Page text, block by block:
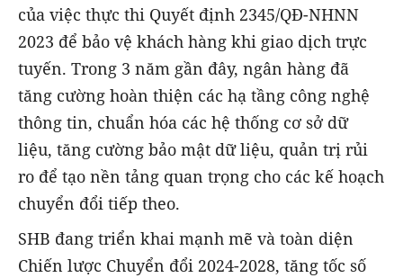
của việc thực thi Quyết định 2345/QĐ-NHNN
2023 để bảo vệ khách hàng khi giao dịch trực
tuyến. Trong 3 năm gần đây, ngân hàng đã
tăng cường hoàn thiện các hạ tầng công nghệ
thông tin, chuẩn hóa các hệ thống cơ sở dữ
liệu, tăng cường bảo mật dữ liệu, quản trị rủi
ro để tạo nền tảng quan trọng cho các kế hoạch
chuyển đổi tiếp theo.
SHB đang triển khai mạnh mẽ và toàn diện
Chiến lược Chuyển đổi 2024-2028, tăng tốc số